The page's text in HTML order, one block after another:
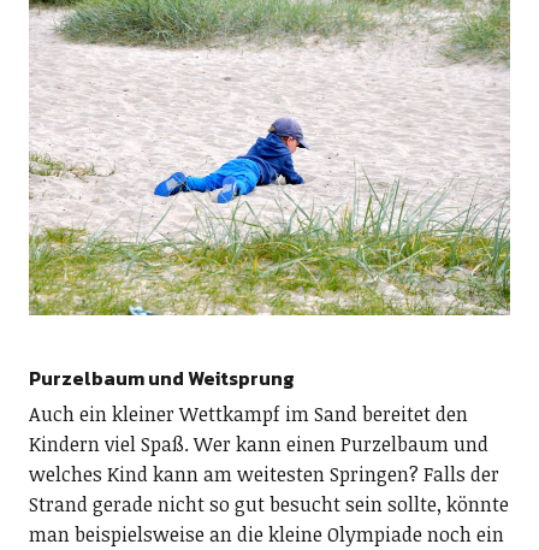
Purzelbaum und Weitsprung
Auch ein kleiner Wettkampf im Sand bereitet den
Kindern viel Spaß. Wer kann einen Purzelbaum und
welches Kind kann am weitesten Springen? Falls der
Strand gerade nicht so gut besucht sein sollte, könnte
man beispielsweise an die kleine Olympiade noch ein